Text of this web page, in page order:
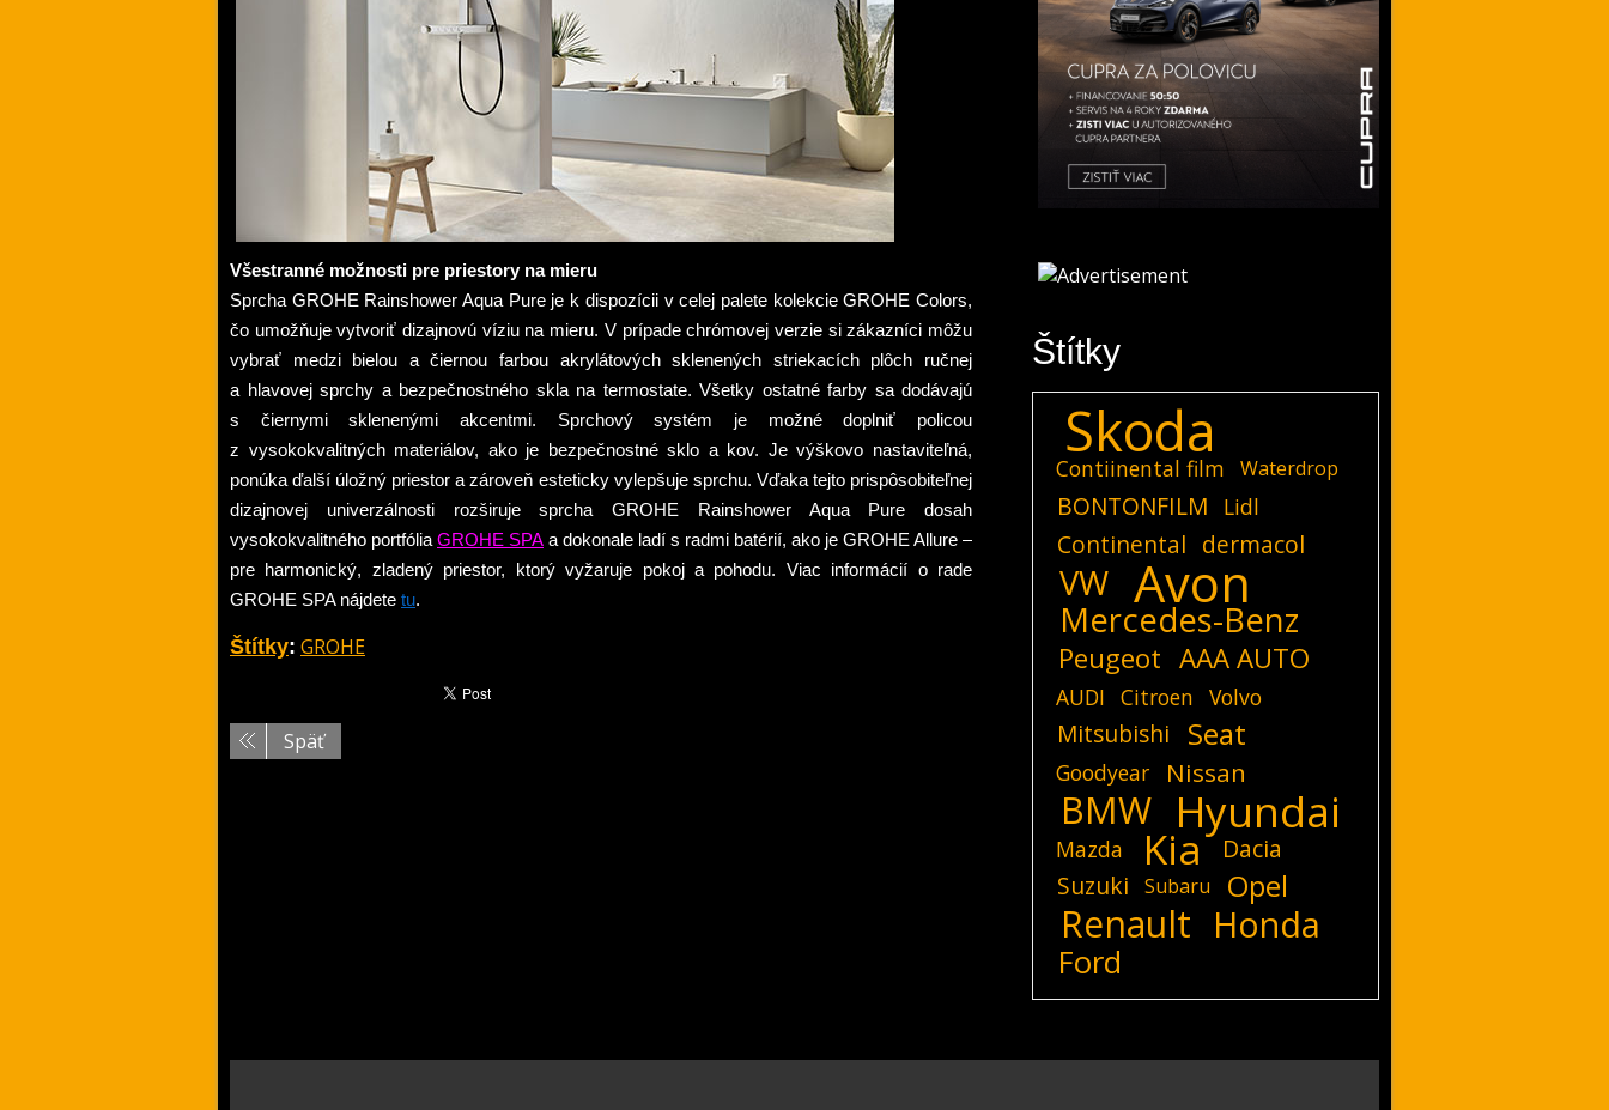
Všestranné možnosti pre priestory na mieru
Sprcha GROHE Rainshower Aqua Pure je k dispozícii v celej palete kolekcie GROHE Colors,
čo umožňuje vytvoriť dizajnovú víziu na mieru. V prípade chrómovej verzie si zákazníci môžu
vybrať medzi bielou a čiernou farbou akrylátových sklenených striekacích plôch ručnej
a hlavovej sprchy a bezpečnostného skla na termostate. Všetky ostatné farby sa dodávajú
s čiernymi sklenenými akcentmi. Sprchový systém je možné doplniť policou
z vysokokvalitných materiálov, ako je bezpečnostné sklo a kov. Je výškovo nastaviteľná,
ponúka ďalší úložný priestor a zároveň esteticky vylepšuje sprchu. Vďaka tejto prispôsobiteľnej
dizajnovej univerzálnosti rozširuje sprcha GROHE Rainshower Aqua Pure dosah
vysokokvalitného portfólia GROHE SPA a dokonale ladí s radmi batérií, ako je GROHE Allure –
pre harmonický, zladený priestor, ktorý vyžaruje pokoj a pohodu.
Viac informácií o rade
GROHE SPA nájdete tu.
Štítky: GROHE
Späť
Štítky
Skoda
Contiinental film Waterdrop
BONTONFILM Lidl
Continental dermacol
VW Avon
Mercedes-Benz
Peugeot AAA AUTO
AUDI Citroen Volvo
Mitsubishi Seat
Goodyear Nissan
BMW Hyundai
Mazda Kia
Dacia
Suzuki
Subaru Opel
Renault Honda
Ford